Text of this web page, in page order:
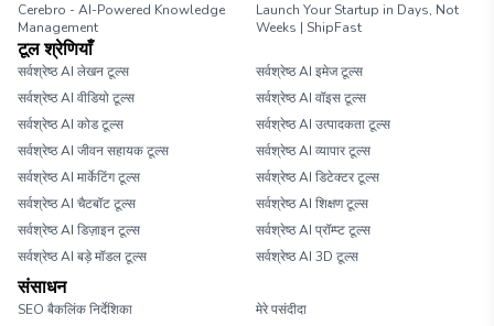
Cerebro - AI-Powered Knowledge
Management
Launch Your Startup in Days, Not
Weeks | ShipFast
टूल श्रेणियाँ
सर्वश्रेष्ठ AI लेखन टूल्स
सर्वश्रेष्ठ AI इमेज टूल्स
सर्वश्रेष्ठ AI वीडियो टूल्स
सर्वश्रेष्ठ AI वॉइस टूल्स
सर्वश्रेष्ठ AI कोड टूल्स
सर्वश्रेष्ठ AI उत्पादकता टूल्स
सर्वश्रेष्ठ AI जीवन सहायक टूल्स
सर्वश्रेष्ठ AI व्यापार टूल्स
सर्वश्रेष्ठ AI मार्केटिंग टूल्स
सर्वश्रेष्ठ AI डिटेक्टर टूल्स
सर्वश्रेष्ठ AI चैटबॉट टूल्स
सर्वश्रेष्ठ AI शिक्षण टूल्स
सर्वश्रेष्ठ AI डिज़ाइन टूल्स
सर्वश्रेष्ठ AI प्रॉम्प्ट टूल्स
सर्वश्रेष्ठ AI बड़े मॉडल टूल्स
सर्वश्रेष्ठ AI 3D टूल्स
संसाधन
SEO बैकलिंक निर्देशिका
मेरे पसंदीदा